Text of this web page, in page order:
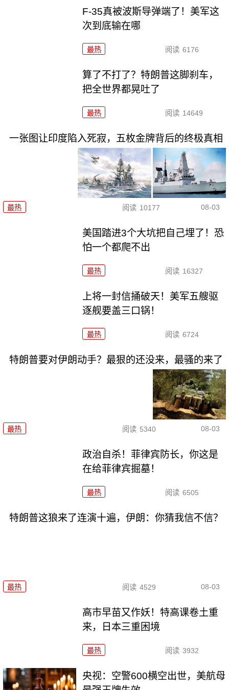
F-35真被波斯导弹端了！美军这
次到底输在哪
最热 阅读 6176
算了不打了？特朗普这脚刹车，
把全世界都晃吐了
最热 阅读 14649
一张图让印度陷入死寂，五枚金牌背后的终极真相
最热 阅读 10177 08-03
美国踏进3个大坑把自己埋了！恐
怕一个都爬不出
最热 阅读 16327
上将一封信捅破天！美军五艘驱
逐舰要盖三口锅！
最热 阅读 6724
特朗普要对伊朗动手？最狠的还没来，最骚的来了
最热 阅读 5340 08-03
政治自杀！菲律宾防长，你这是
在给菲律宾掘墓！
最热 阅读 6505
特朗普这狼来了连演十遍，伊朗：你猜我信不信？
最热 阅读 4529 08-03
高市早苗又作妖！特高课卷土重
来，日本三重困境
最热 阅读 3932
央视：空警600横空出世，美航母